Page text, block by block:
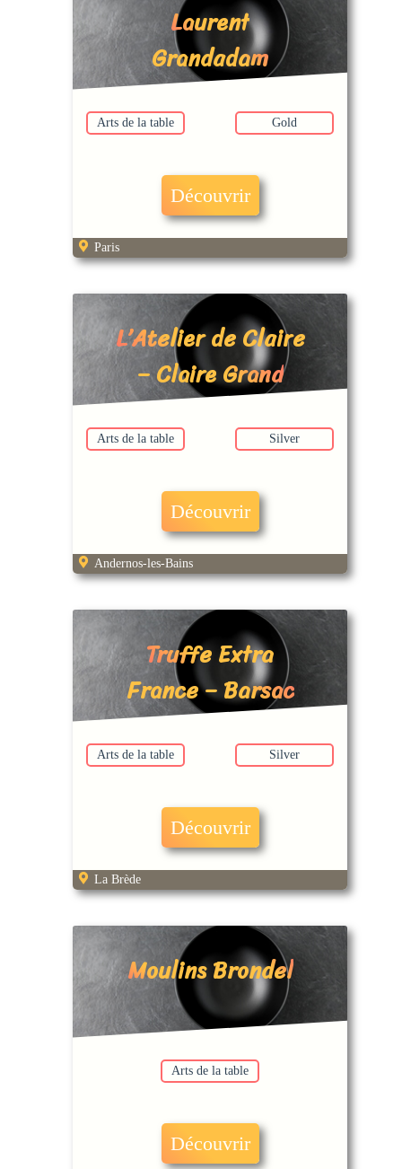
Laurent
Grandadam
Arts de la table Gold
Découvrir
Paris
L’Atelier de Claire
– Claire Grand
Arts de la table Silver
Découvrir
Andernos-les-Bains
Truffe Extra
France – Barsac
Arts de la table Silver
Découvrir
La Brède
Moulins Brondel
Arts de la table
Découvrir